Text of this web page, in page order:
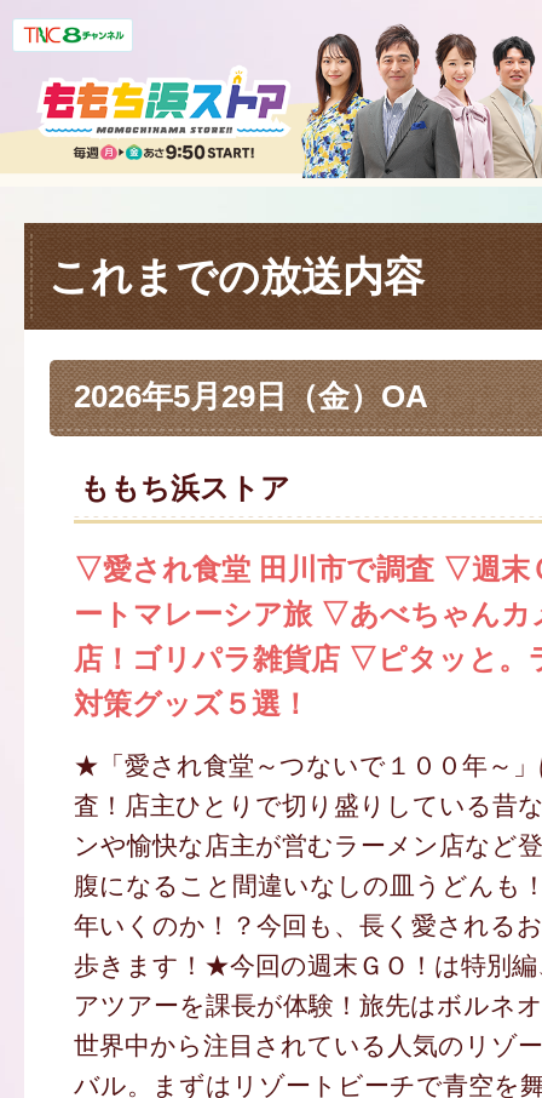
これまでの放送内容
2026年5月29日（金）OA
ももち浜ストア
▽愛され食堂 田川市で調査 ▽週末
ートマレーシア旅 ▽あべちゃんカ
店！ゴリパラ雑貨店 ▽ピタッと。
対策グッズ５選！
★「愛され食堂～つないで１００年～
査！店主ひとりで切り盛りしている昔
ンや愉快な店主が営むラーメン店など
腹になること間違いなしの皿うどんも
年いくのか！？今回も、長く愛される
歩きます！★今回の週末ＧＯ！は特別
アツアーを課長が体験！旅先はボルネ
世界中から注目されている人気のリゾ
バル。まずはリゾートビーチで青空を